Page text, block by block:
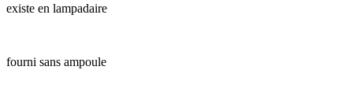
existe en lampadaire
fourni sans ampoule